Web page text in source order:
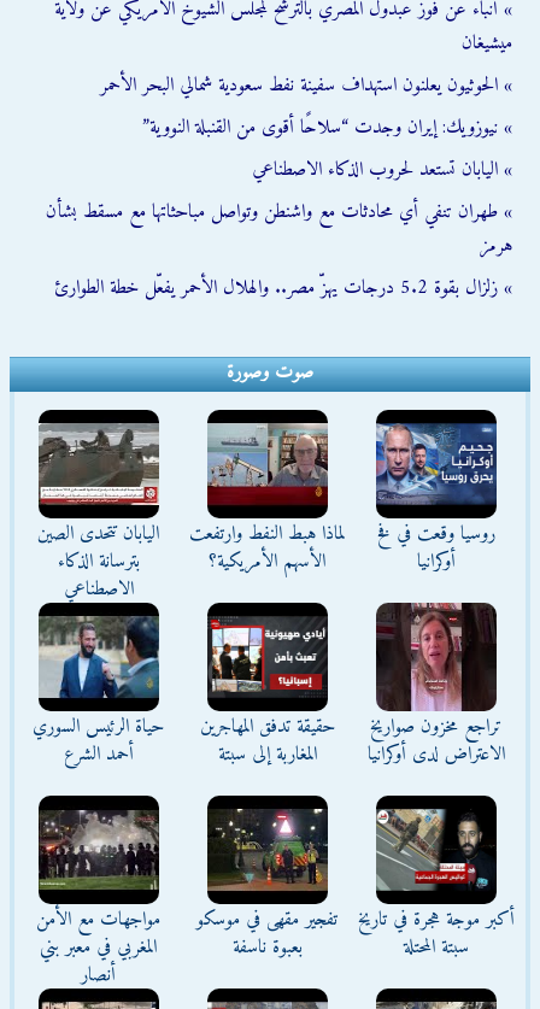
» أنباء عن فوز عبدول المصري بالترشح لمجلس الشيوخ الأمريكي عن ولاية
ميشيغان
» الحوثيون يعلنون استهداف سفينة نفط سعودية شمالي البحر الأحمر
» نيوزويك: إيران وجدت “سلاحًا أقوى من القنبلة النووية”
» اليابان تستعد لحروب الذكاء الاصطناعي
» طهران تنفي أي محادثات مع واشنطن وتواصل مباحثاتها مع مسقط بشأن
هرمز
» زلزال بقوة 5.2 درجات يهزّ مصر.. والهلال الأحمر يفعّل خطة الطوارئ
صوت وصورة
روسيا وقعت في فخ
أوكرانيا
لماذا هبط النفط وارتفعت
الأسهم الأمريكية؟
اليابان تتحدى الصين
بترسانة الذكاء
الاصطناعي
تراجع مخزون صواريخ
الاعتراض لدى أوكرانيا
حقيقة تدفق المهاجرين
المغاربة إلى سبتة
حياة الرئيس السوري
أحمد الشرع
أكبر موجة هجرة في تاريخ
سبتة المحتلة
تفجير مقهى في موسكو
بعبوة ناسفة
مواجهات مع الأمن
المغربي في معبر بني
أنصار